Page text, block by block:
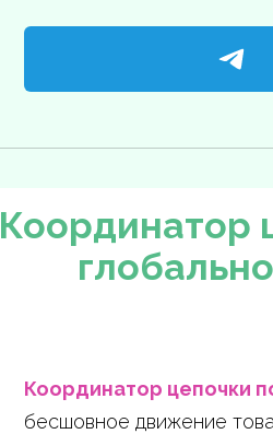
Координатор
Координатор цепочки
бесшовное движение